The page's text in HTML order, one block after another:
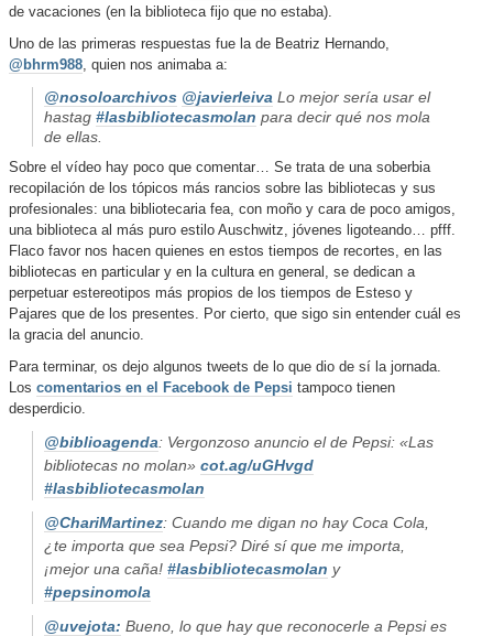
de vacaciones (en la biblioteca fijo que no estaba).
Uno de las primeras respuestas fue la de Beatriz Hernando,
@bhrm988, quien nos animaba a:
@nosoloarchivos @javierleiva Lo mejor sería usar el
hastag #lasbibliotecasmolan para decir qué nos mola
de ellas.
Sobre el vídeo hay poco que comentar… Se trata de una soberbia
recopilación de los tópicos más rancios sobre las bibliotecas y sus
profesionales: una bibliotecaria fea, con moño y cara de poco amigos,
una biblioteca al más puro estilo Auschwitz, jóvenes ligoteando… pfff.
Flaco favor nos hacen quienes en estos tiempos de recortes, en las
bibliotecas en particular y en la cultura en general, se dedican a
perpetuar estereotipos más propios de los tiempos de Esteso y
Pajares que de los presentes. Por cierto, que sigo sin entender cuál es
la gracia del anuncio.
Para terminar, os dejo algunos tweets de lo que dio de sí la jornada.
Los comentarios en el Facebook de Pepsi tampoco tienen
desperdicio.
@biblioagenda: Vergonzoso anuncio el de Pepsi: «Las
bibliotecas no molan» cot.ag/uGHvgd
#lasbibliotecasmolan
@ChariMartinez: Cuando me digan no hay Coca Cola,
¿te importa que sea Pepsi? Diré sí que me importa,
¡mejor una caña! #lasbibliotecasmolan y
#pepsinomola
@uvejota: Bueno, lo que hay que reconocerle a Pepsi es